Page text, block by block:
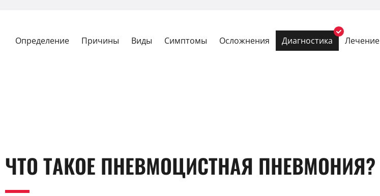
Определение Причины Виды Симптомы Осложнения Диагностика Лечение
ЧТО ТАКОЕ ПНЕВМОЦИСТНАЯ ПНЕВМОНИЯ?